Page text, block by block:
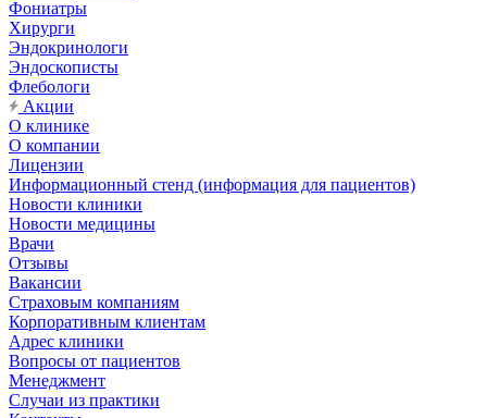
Фониатры
Хирурги
Эндокринологи
Эндоскописты
Флебологи
Акции
О клинике
О компании
Лицензии
Информационный стенд (информация для пациентов)
Новости клиники
Новости медицины
Врачи
Отзывы
Вакансии
Страховым компаниям
Корпоративным клиентам
Адрес клиники
Вопросы от пациентов
Менеджмент
Случаи из практики